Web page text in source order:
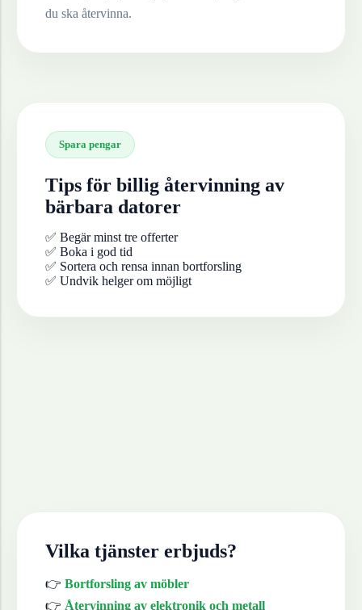
du ska återvinna.
Spara pengar
Tips för billig återvinning av
bärbara datorer
✅ Begär minst tre offerter
✅ Boka i god tid
✅ Sortera och rensa innan bortforsling
✅ Undvik helger om möjligt
Vilka tjänster erbjuds?
👉 Bortforsling av möbler
👉 Återvinning av elektronik och metall